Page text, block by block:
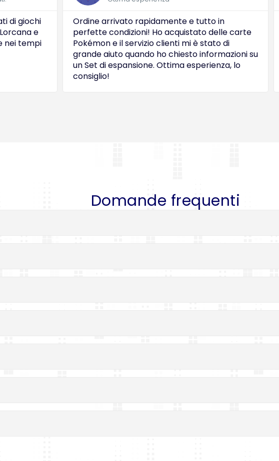
di giochi
e
nei tempi
Ordine arrivato rapidamente e tutto in
perfette condizioni! Ho acquistato delle carte
Pokémon e il servizio clienti mi è stato di
grande aiuto quando ho chiesto informazioni su
un Set di espansione. Ottima esperienza, lo
consiglio!
Domande frequenti